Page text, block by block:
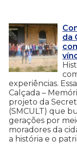
da
experiências.
Calçada –
projeto da
(SMCULT) que
gerações por
moradores da
a história e o